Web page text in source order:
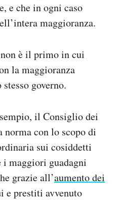
e che in ogni caso
maggioranza.
è il primo in cui
la maggioranza
governo.
il Consiglio dei
norma con lo scopo di
sui cosiddetti
maggiori guadagni
grazie all’aumento dei
e prestiti avvenuto